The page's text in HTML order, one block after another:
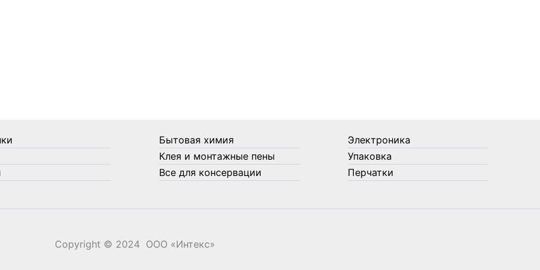
Бытовая химия
Клея и монтажные пены
Все для консервации
Электроника
Упаковка
Перчатки
Copyright © 2024 ООО «‎Интекс»‎